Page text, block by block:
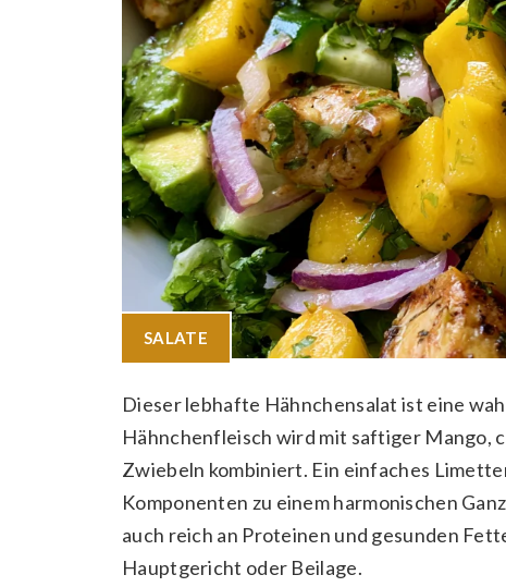
SALATE
Dieser lebhafte Hähnchensalat ist eine
Hähnchenfleisch wird mit saftiger Mango,
Zwiebeln kombiniert. Ein einfaches
Komponenten zu einem harmonischen
auch reich an Proteinen und gesunden
Hauptgericht oder Beilage.